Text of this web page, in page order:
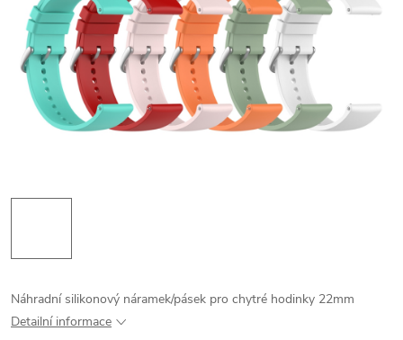
Náhradní silikonový náramek/pásek pro chytré hodinky 22mm
Detailní informace